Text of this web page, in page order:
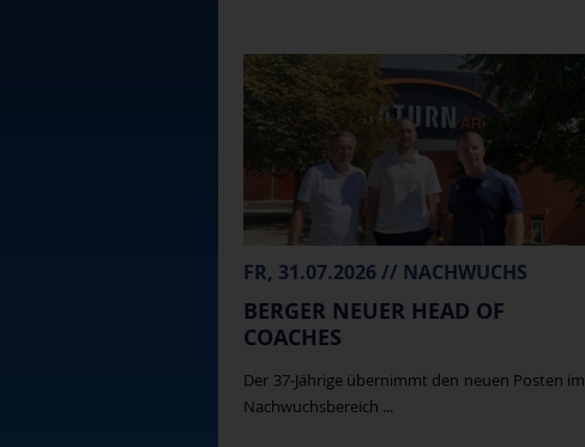
FR, 31.07.2026 // NACHWUCHS
BERGER NEUER HEAD OF
COACHES
Der 37-Jährige übernimmt den neuen Posten im
Nachwuchsbereich ...